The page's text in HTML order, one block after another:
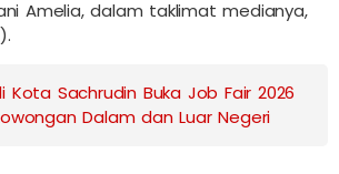
Amelia, dalam taklimat medianya,
Kota Sachrudin Buka Job Fair 2026
Dalam dan Luar Negeri